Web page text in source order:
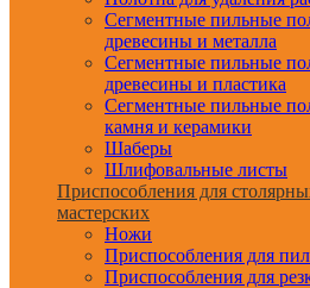
Сегментные пильные
древесины и металла
Сегментные пильные
древесины и пластика
Сегментные пильные
камня и керамики
Шаберы
Шлифовальные листы
Приспособления для
мастерских
Ножи
Приспособления для
Приспособления для